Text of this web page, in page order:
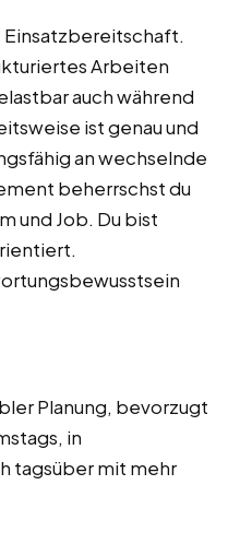
Einsatzbereitschaft.
Arbeiten
auch während
ist genau und
an wechselnde
beherrschst du
und Job. Du bist
Planung, bevorzugt
in
tagsüber mit mehr